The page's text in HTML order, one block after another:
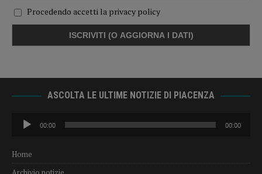
Procedendo accetti la privacy policy
ASCOLTA LE ULTIME NOTIZIE DI PIACENZA
Audio
Player
00:00 00:00
Home